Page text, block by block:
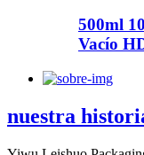
500ml
Vacío
nuestra